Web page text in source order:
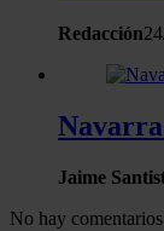
Redacción
Jaime
No hay comentarios